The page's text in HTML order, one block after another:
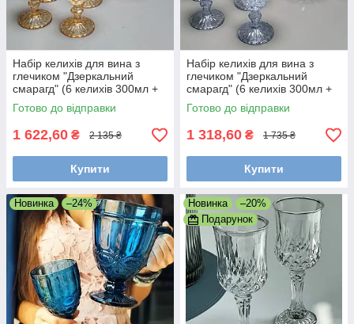
Набір келихів для вина з
глечиком "Дзеркальний
смарагд" (6 келихів 300мл +
глечик 1л)
Готово до відправки
1 622,60 ₴ 2 135 ₴
Купити
Набір келихів для вина з
глечиком "Дзеркальний
смарагд" (6 келихів 300мл +
глечик 1л)
Готово до відправки
1 318,60 ₴ 1 735 ₴
Купити
Новинка –24% Новинка
–20%
Подарунок